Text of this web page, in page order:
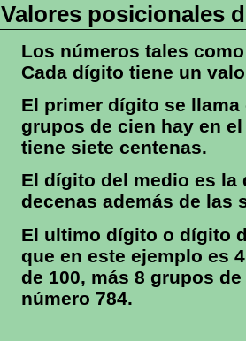
Valores posicionales
Los números tales
Cada dígito tiene un
El primer dígito se
grupos de cien hay en
tiene siete centenas.
El dígito del medio es la
decenas además de las
El ultimo dígito o dígito
que en este ejemplo es
de 100, más 8 grupos
número 784.